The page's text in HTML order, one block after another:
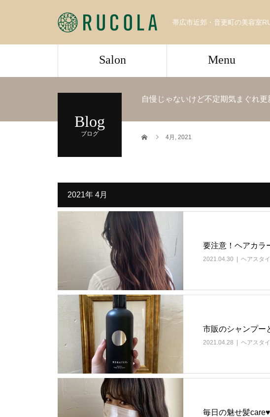
帯広市近郊・音更町の美容室
Salon Menu
Blog
ブログ
自慢じゃないけど不定期気まぐれ更
4月, 2021
2021年 4月
要注意！ヘアカラ
2021.04.30 ヘアスタ
市販のシャンプー
2021.04.28 ヘアスタ
毎日の魅せ髪